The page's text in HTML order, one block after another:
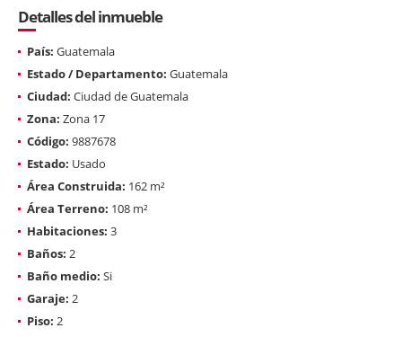
Detalles del inmueble
País: Guatemala
Estado / Departamento: Guatemala
Ciudad: Ciudad de Guatemala
Zona: Zona 17
Código: 9887678
Estado: Usado
Área Construida: 162 m²
Área Terreno: 108 m²
Habitaciones: 3
Baños: 2
Baño medio: Si
Garaje: 2
Piso: 2